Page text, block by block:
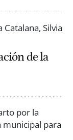
de la